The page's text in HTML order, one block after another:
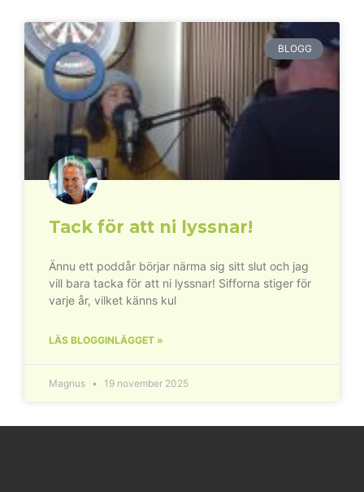
BLOGG
Tack för att ni lyssnar!
Ännu ett poddår börjar närma sig sitt slut och jag
vill bara tacka för att ni lyssnar! Sifforna stiger för
varje år, vilket känns kul
LÄS BLOGGINLÄGGET »
Magnus 19 november 2025